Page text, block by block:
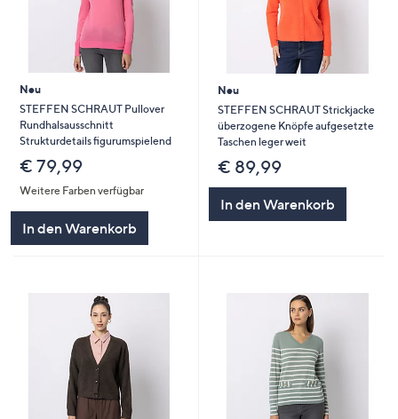
Neu
STEFFEN SCHRAUT Pullover
Rundhalsausschnitt
Strukturdetails figurumspielend
€ 79,99
Weitere Farben verfügbar
In den Warenkorb
Neu
STEFFEN SCHRAUT Strickjacke
überzogene Knöpfe aufgesetzte
Taschen leger weit
€ 89,99
In den Warenkorb